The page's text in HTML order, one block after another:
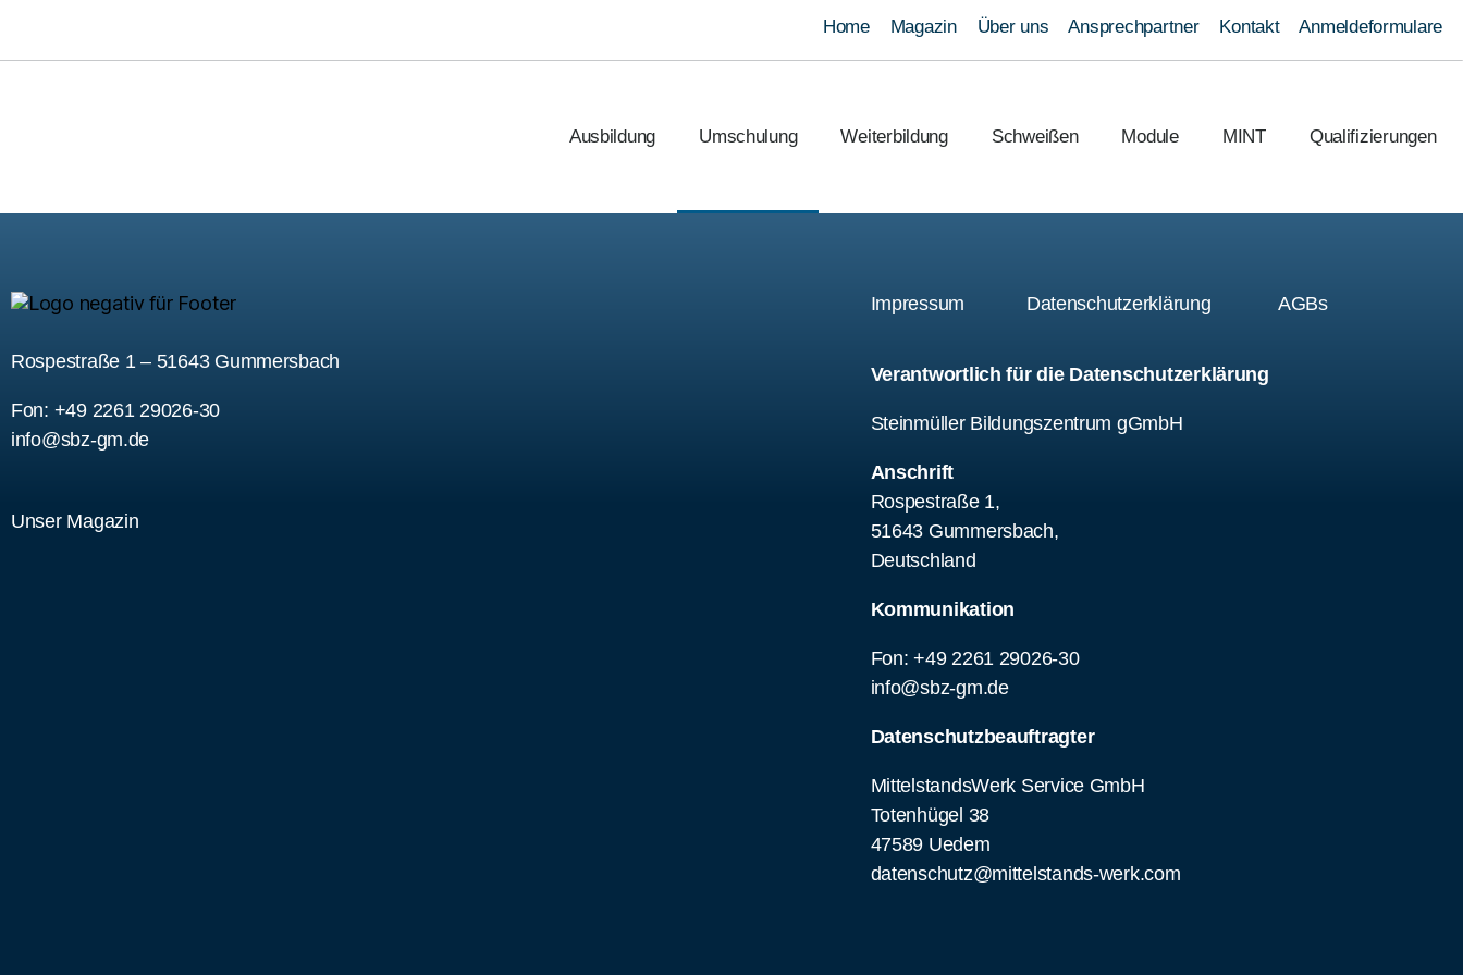
Home Magazin Über uns Ansprechpartner KontaktAnmeldeformulare
Ausbildung Umschulung Weiterbildung Schweißen Module MINT Qualifizierungen
Rospestraße 1 – 51643 Gummersbach
Fon: +49 2261 29026-30
info@sbz-gm.de
Unser Magazin
Impressum Datenschutzerklärung AGBs
Verantwortlich für die Datenschutzerklärung
Steinmüller Bildungszentrum gGmbH
Anschrift
Rospestraße 1,
51643 Gummersbach,
Deutschland
Kommunikation
Fon: +49 2261 29026-30
info@sbz-gm.de
Datenschutzbeauftragter
MittelstandsWerk Service GmbH
Totenhügel 38
47589 Uedem
datenschutz@mittelstands-werk.com